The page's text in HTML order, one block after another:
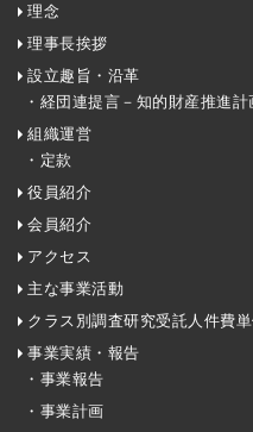
理念
理事長挨拶
設立趣旨・沿革
・経団連提言－知的財産推進計
組織運営
・定款
役員紹介
会員紹介
アクセス
主な事業活動
クラス別調査研究受託人件費
事業実績・報告
・事業報告
・事業計画